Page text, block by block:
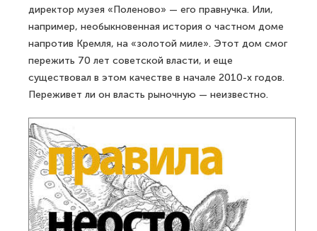
директор музея «Поленово» — его правнучка. Или,
например, необыкновенная история о частном доме
напротив Кремля, на «золотой миле». Этот дом смог
пережить 70 лет советской власти, и еще
существовал в этом качестве в начале 2010-х годов.
Переживет ли он власть рыночную — неизвестно.